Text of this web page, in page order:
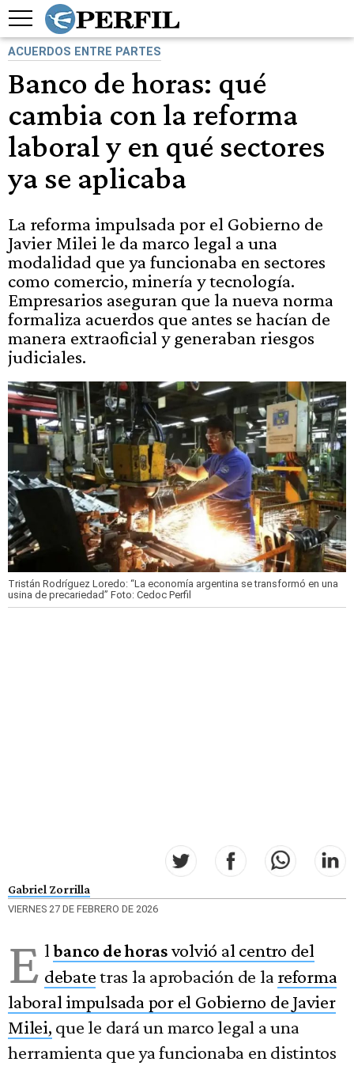
ACUERDOS ENTRE PARTES
Banco de horas: qué
cambia con la reforma
laboral y en qué sectores
ya se aplicaba
La reforma impulsada por el Gobierno de
Javier Milei le da marco legal a una
modalidad que ya funcionaba en sectores
como comercio, minería y tecnología.
Empresarios aseguran que la nueva norma
formaliza acuerdos que antes se hacían de
manera extraoficial y generaban riesgos
judiciales.
Tristán Rodríguez Loredo: “La economía argentina se transformó en una
usina de precariedad” Foto: Cedoc Perfil
Gabriel Zorrilla
VIERNES 27 DE FEBRERO DE 2026
E lbanco de horasvolvió al centro del
debatetras la aprobación de la reforma
laboral impulsada por el Gobierno de Javier
Milei, que le dará un marco legal a una
herramienta que ya funcionaba en distintos